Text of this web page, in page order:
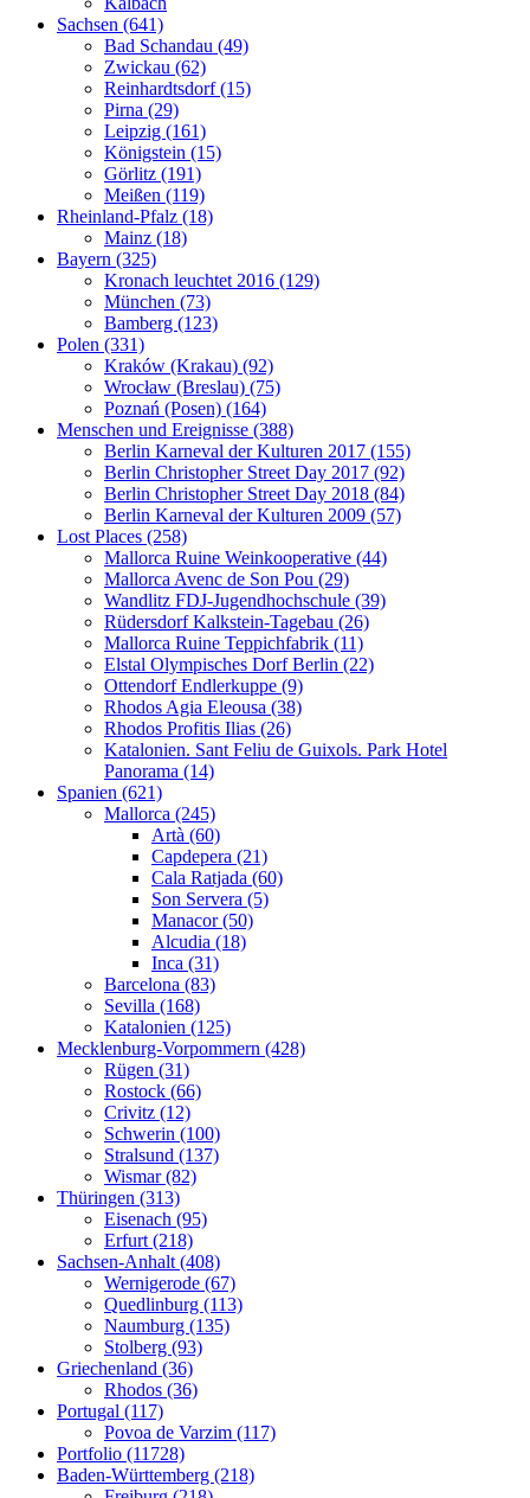
Sachsen (641)
Bad Schandau (49)
Zwickau (62)
Reinhardtsdorf (15)
Pirna (29)
Leipzig (161)
Königstein (15)
Görlitz (191)
Meißen (119)
Rheinland-Pfalz (18)
Mainz (18)
Bayern (325)
Kronach leuchtet 2016 (129)
München (73)
Bamberg (123)
Polen (331)
Kraków (Krakau) (92)
Wrocław (Breslau) (75)
Poznań (Posen) (164)
Menschen und Ereignisse (388)
Berlin Karneval der Kulturen 2017 (155)
Berlin Christopher Street Day 2017 (92)
Berlin Christopher Street Day 2018 (84)
Berlin Karneval der Kulturen 2009 (57)
Lost Places (258)
Mallorca Ruine Weinkooperative (44)
Mallorca Avenc de Son Pou (29)
Wandlitz FDJ-Jugendhochschule (39)
Rüdersdorf Kalkstein-Tagebau (26)
Mallorca Ruine Teppichfabrik (11)
Elstal Olympisches Dorf Berlin (22)
Ottendorf Endlerkuppe (9)
Rhodos Agia Eleousa (38)
Rhodos Profitis Ilias (26)
Katalonien. Sant Feliu de Guixols. Park Hotel
Panorama (14)
Spanien (621)
Mallorca (245)
Artà (60)
Capdepera (21)
Cala Ratjada (60)
Son Servera (5)
Manacor (50)
Alcudia (18)
Inca (31)
Barcelona (83)
Sevilla (168)
Katalonien (125)
Mecklenburg-Vorpommern (428)
Rügen (31)
Rostock (66)
Crivitz (12)
Schwerin (100)
Stralsund (137)
Wismar (82)
Thüringen (313)
Eisenach (95)
Erfurt (218)
Sachsen-Anhalt (408)
Wernigerode (67)
Quedlinburg (113)
Naumburg (135)
Stolberg (93)
Griechenland (36)
Rhodos (36)
Portugal (117)
Povoa de Varzim (117)
Portfolio (11728)
Baden-Württemberg (218)